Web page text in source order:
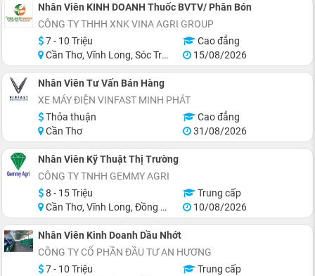
Nhân Viên KINH DOANH Thuốc BVTV/ Phân Bón
CÔNG TY THHH XNK VINA AGRI GROUP
7 - 10 Triệu
Cao đẳng
Cần Thơ, Vĩnh Long, Sóc Trăng, Trà Vinh
15/08/2026
Nhân Viên Tư Vấn Bán Hàng
XE MÁY ĐIỆN VINFAST MINH PHÁT
Thỏa thuận
Cao đẳng
Cần Thơ
31/08/2026
Nhân Viên Kỹ Thuật Thị Trường
CÔNG TY TNHH GEMMY AGRI
8 - 15 Triệu
Trung cấp
Cần Thơ, Vĩnh Long, Đồng Tháp, Tiền Giang, Hậu Giang
10/08/2026
Nhân Viên Kinh Doanh Dầu Nhớt
CÔNG TY CỔ PHẦN ĐẦU TƯ AN HƯƠNG
7 - 10 Triệu
Trung cấp